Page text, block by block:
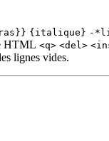
{italique} -
HTML <q> <del>
lignes vides.